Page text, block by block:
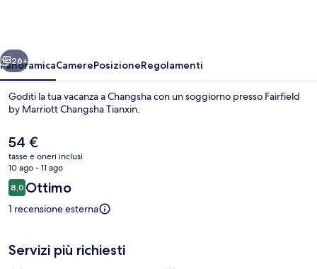
Avanti
26+
PanoramicaCamerePosizioneRegolamenti
Goditi la tua vacanza a Changsha con un soggiorno presso Fairfield
by Marriott Changsha Tianxin.
Il
prezzo
attuale
è
54 €
54 €
tasse e oneri inclusi
10 ago - 11 ago
Recensioni
8,08,0 su 10
Ottimo
1 recensione esterna
Servizi più richiesti